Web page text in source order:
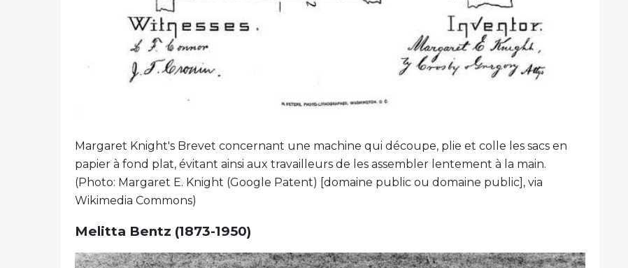
Margaret Knight's Brevet concernant une machine qui découpe, plie et colle les sacs en
papier à fond plat, évitant ainsi aux travailleurs de les assembler lentement à la main.
(Photo: Margaret E. Knight (Google Patent) [domaine public ou domaine public], via
Wikimedia Commons)
Melitta Bentz (1873-1950)